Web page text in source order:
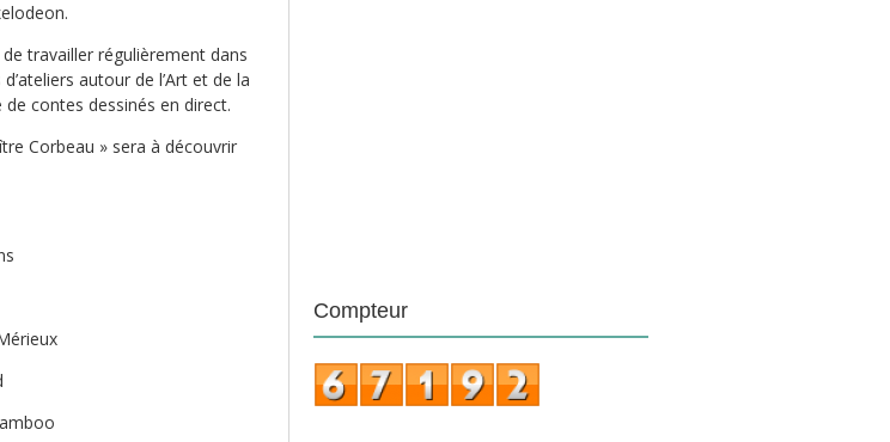
travailler régulièrement dans
autour de l’Art et de la
contes dessinés en direct.
Corbeau » sera à découvrir
Compteur